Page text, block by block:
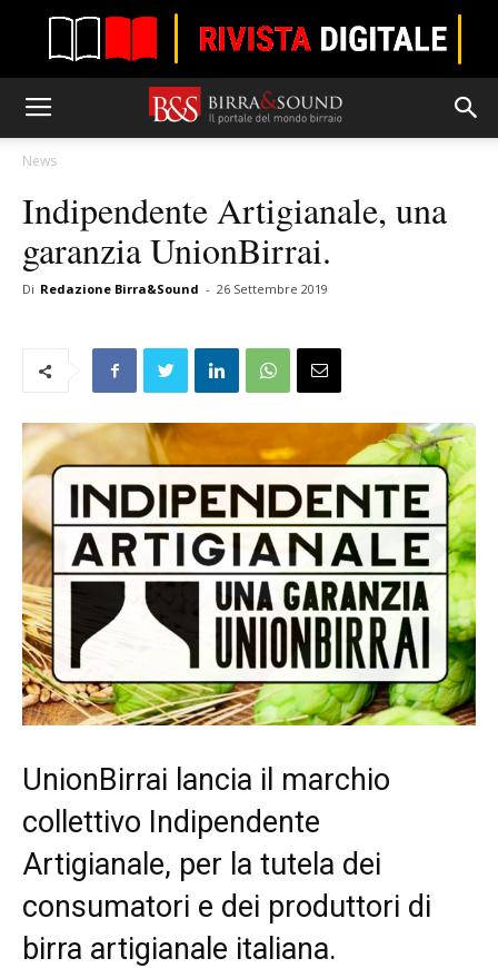
News
Indipendente Artigianale, una
garanzia UnionBirrai.
Di Redazione Birra&Sound - 26 Settembre 2019
UnionBirrai lancia il marchio
collettivo Indipendente
Artigianale, per la tutela dei
consumatori e dei produttori di
birra artigianale italiana.